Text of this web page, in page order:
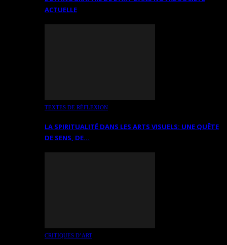
ACTUELLE
TEXTES DE RÉFLEXION
LA SPIRITUALITÉ DANS LES ARTS VISUELS: UNE QUÊTE
DE SENS, DE…
CRITIQUES D’ART